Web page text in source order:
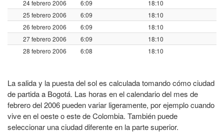
24 febrero 2006
6:09
18:10
25 febrero 2006
6:09
18:10
26 febrero 2006
6:09
18:10
27 febrero 2006
6:09
18:10
28 febrero 2006
6:08 18:10
La salida y la puesta del sol es calculada tomando cómo ciudad
de partida a Bogotá. Las horas en el calendario del mes de
febrero del 2006 pueden variar ligeramente, por ejemplo cuando
vive en el oeste o este de Colombia. También puede
seleccionar una ciudad diferente en la parte superior.